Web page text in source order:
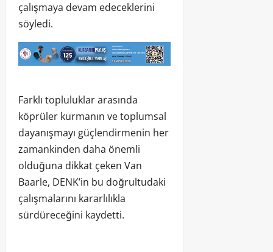
çalışmaya devam edeceklerini
söyledi.
Farklı topluluklar arasında
köprüler kurmanın ve toplumsal
dayanışmayı güçlendirmenin her
zamankinden daha önemli
olduğuna dikkat çeken Van
Baarle, DENK’in bu doğrultudaki
çalışmalarını kararlılıkla
sürdüreceğini kaydetti.